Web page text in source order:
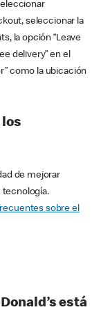
seleccionar la
la opción “Leave
delivery” en el
como la ubicación
los
de mejorar
tecnología.
sobre el
está